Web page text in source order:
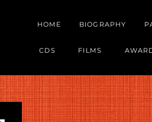
HOME BIOGRAPHY
CDS FILMS